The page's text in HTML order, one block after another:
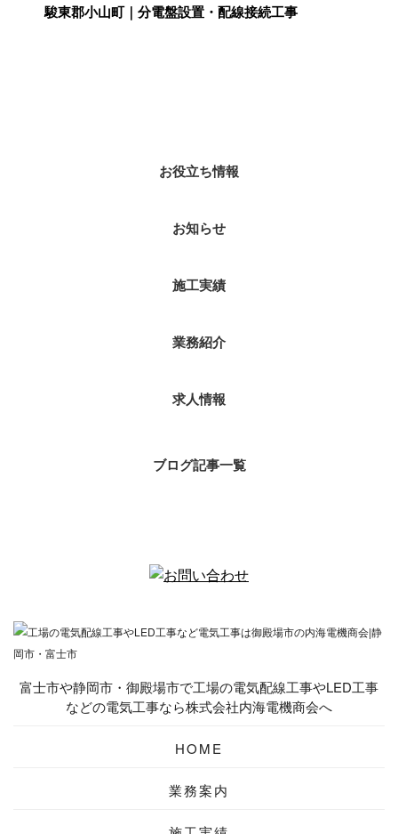
駿東郡小山町｜分電盤設置・配線接続工事
お役立ち情報
お知らせ
施工実績
業務紹介
求人情報
ブログ記事一覧
富士市や静岡市・御殿場市で工場の電気配線工事やLED工事
などの電気工事なら株式会社内海電機商会へ
HOME
業務案内